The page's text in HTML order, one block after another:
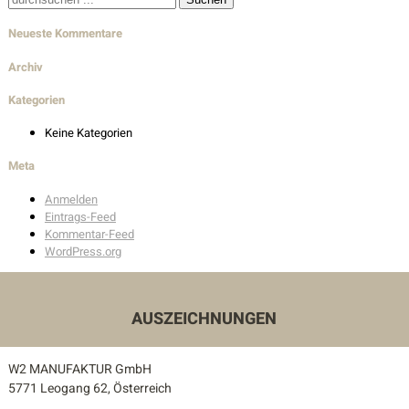
Auszeichnungen
Kontakt
Unser Kontakt
Pressekontakt
Neueste Kommentare
Archiv
Kategorien
Keine Kategorien
Meta
Anmelden
Eintrags-Feed
Kommentar-Feed
WordPress.org
AUSZEICHNUNGEN
W2 MANUFAKTUR GmbH
5771 Leogang 62, Österreich